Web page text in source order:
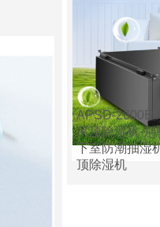
APSD-2600E
吊顶除湿机-别
下室防潮抽湿
顶除湿机